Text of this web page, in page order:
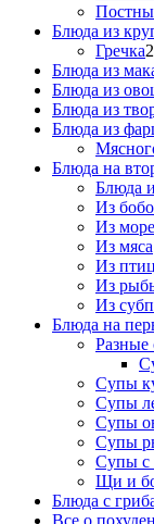
Блюда из
Гречка
Блюда из
Блюда из
Блюда из
Блюда из
Блюда на
Блюда
Из
Из
Из мяса
Из
Из
Из
Блюда на
Разные
Супы
Супы
Супы
Супы
Супы с
Щи и
Блюда с
Все о